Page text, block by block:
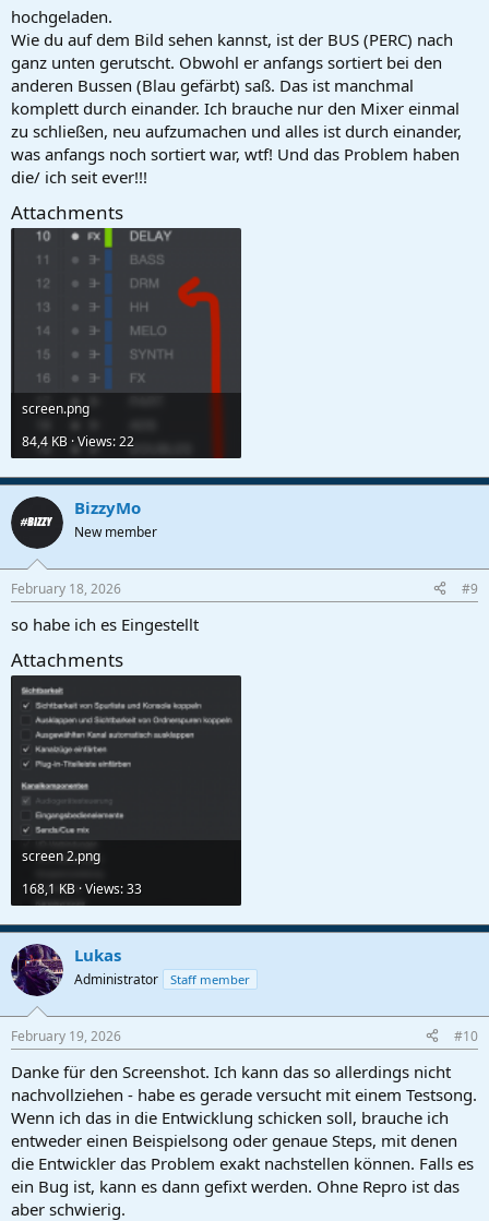
hochgeladen.
Wie du auf dem Bild sehen kannst, ist der BUS (PERC) nach
ganz unten gerutscht. Obwohl er anfangs sortiert bei den
anderen Bussen (Blau gefärbt) saß. Das ist manchmal
komplett durch einander. Ich brauche nur den Mixer einmal
zu schließen, neu aufzumachen und alles ist durch einander,
was anfangs noch sortiert war, wtf! Und das Problem haben
die/ ich seit ever!!!
Attachments
screen.png
84,4 KB · Views: 22
BizzyMo
New member
February 18, 2026 #9
so habe ich es Eingestellt
Attachments
screen 2.png
168,1 KB · Views: 33
Lukas
Administrator Staff member
February 19, 2026 #10
Danke für den Screenshot. Ich kann das so allerdings nicht
nachvollziehen - habe es gerade versucht mit einem Testsong.
Wenn ich das in die Entwicklung schicken soll, brauche ich
entweder einen Beispielsong oder genaue Steps, mit denen
die Entwickler das Problem exakt nachstellen können. Falls es
ein Bug ist, kann es dann gefixt werden. Ohne Repro ist das
aber schwierig.